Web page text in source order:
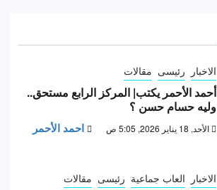
الاخبار رئيسى مقالات
أحمد الأحمر يكتب| المركز الرابع مستحق..
وليه حسام حسن ؟
الأحد, 18 يناير 2026, 5:05 ص احمد الأحمر
الاخبار العاب جماعية رئيسى مقالات